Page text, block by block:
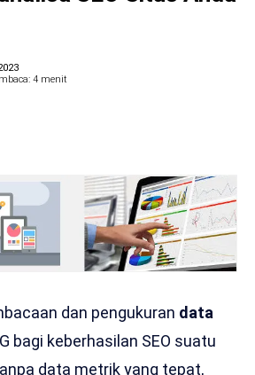
4 menit
dan pengukuran data
bagi keberhasilan SEO suatu
data metrik yang tepat,